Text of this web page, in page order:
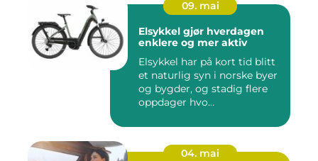
09. mai
Elsykkel gjør hverdagen
enklere og mer aktiv
Elsykkel har på kort tid blitt
et naturlig syn i norske byer
og bygder, og stadig flere
oppdager hvo...
04. mai